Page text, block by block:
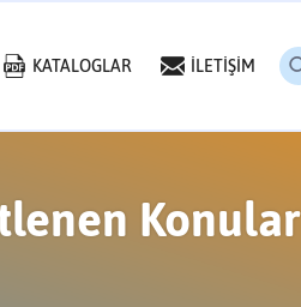
KATALOGLAR İLETİŞİM
Konular